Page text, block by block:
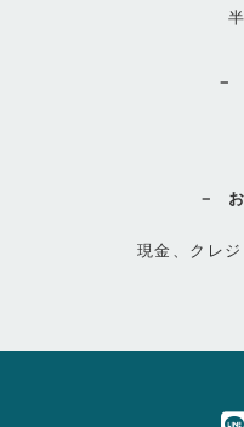
現金、クレ